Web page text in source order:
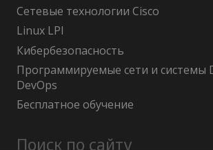
Сетевые технологии Cisco
Linux LPI
Кибербезопасность
Программируемые сети и системы
DevOps
Бесплатное обучение
Поиск по сайту